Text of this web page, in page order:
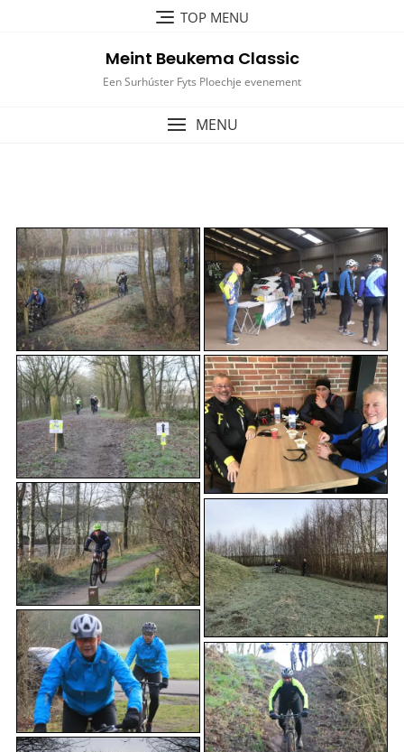
TOP MENU
Meint Beukema Classic
Een Surhúster Fyts Ploechje evenement
MENU